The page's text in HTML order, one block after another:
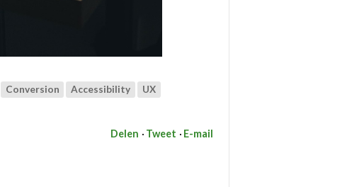
Conversion Accessibility UX
Delen Tweet E-mail